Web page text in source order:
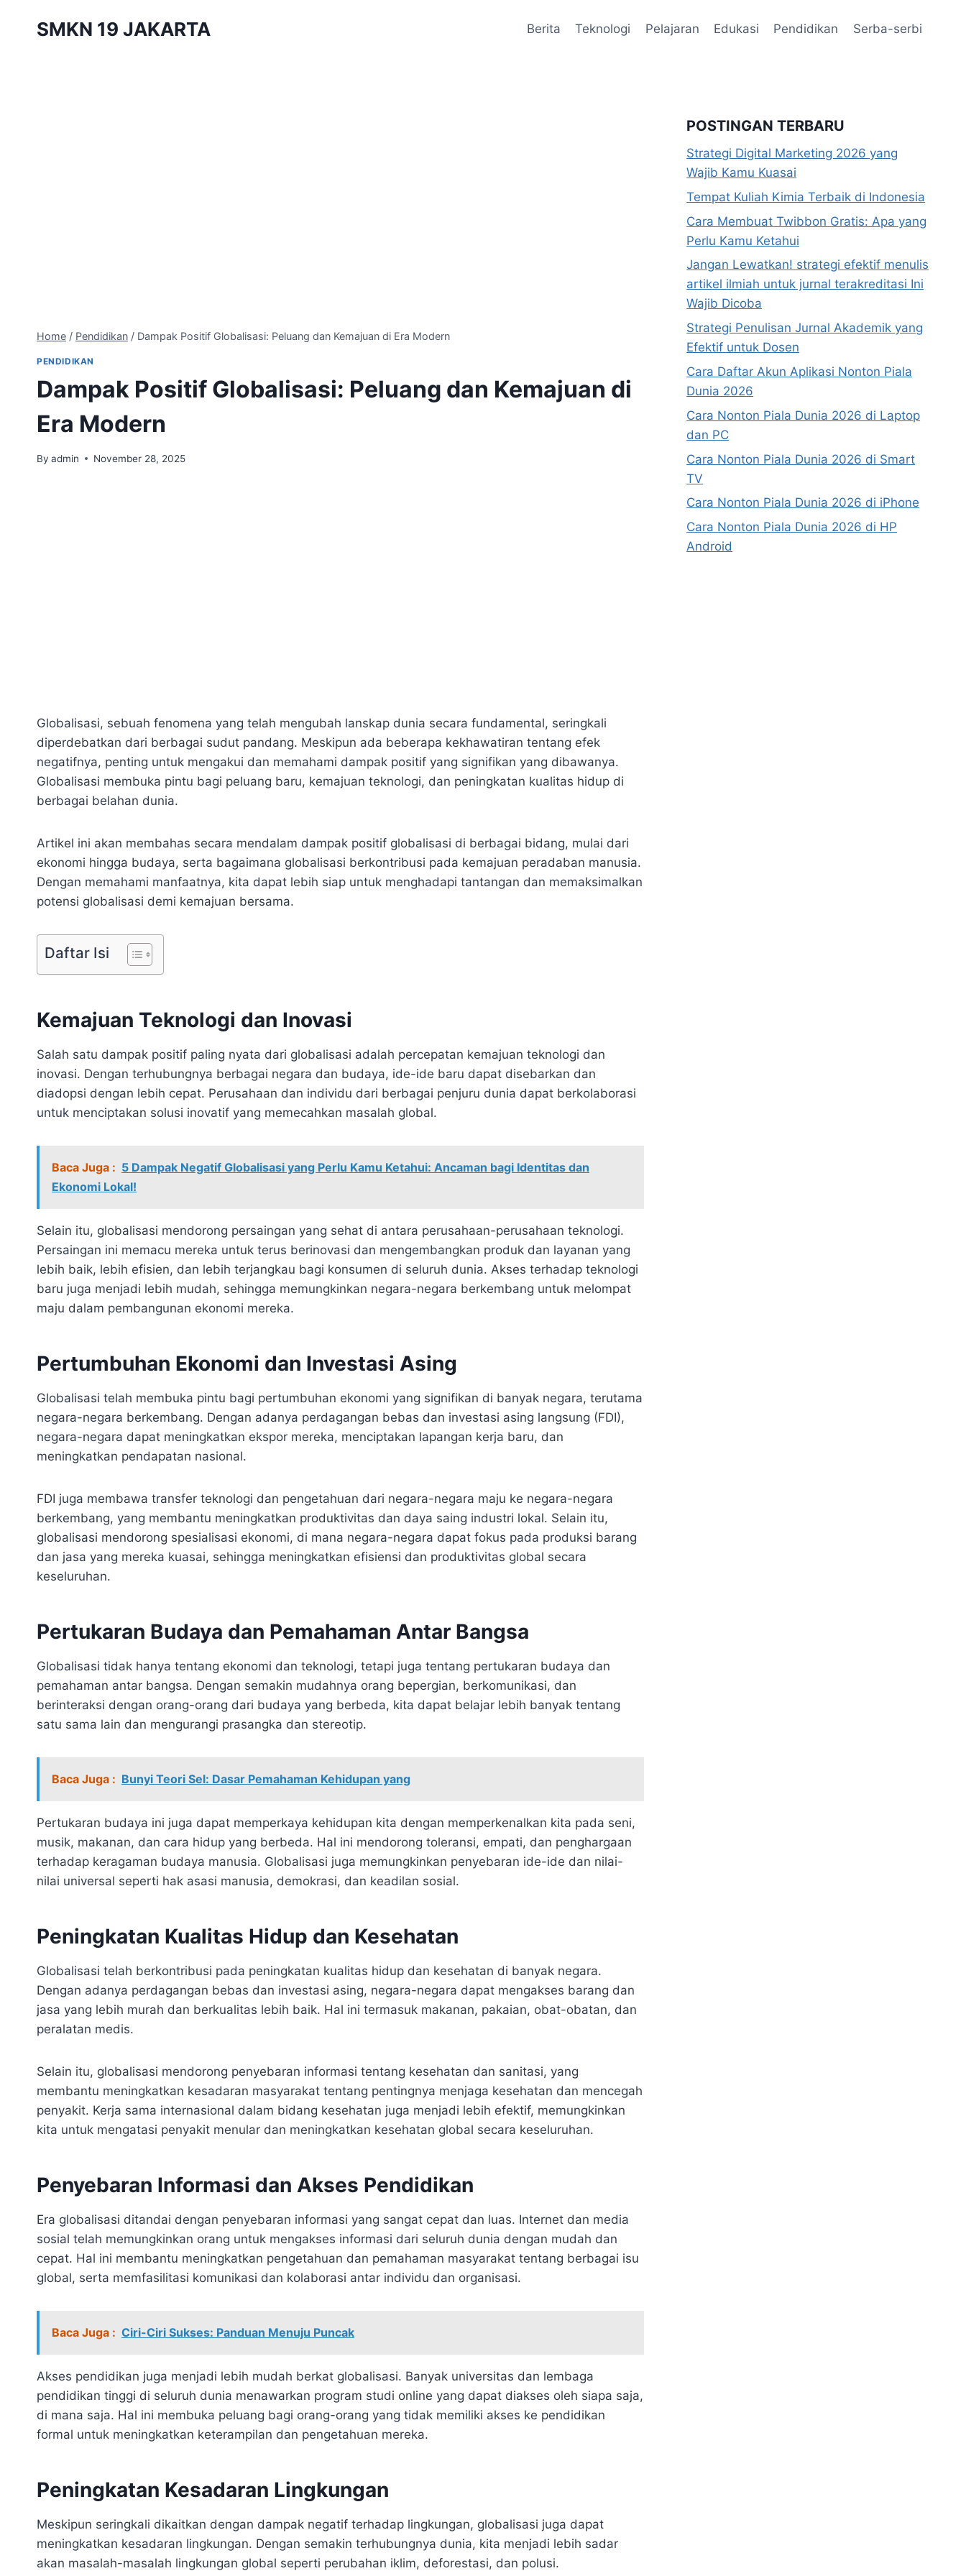
SMKN 19 JAKARTA Berita Teknologi Pelajaran Edukasi Pendidikan Serba-serbi
Home / Pendidikan / Dampak Positif Globalisasi: Peluang dan Kemajuan di Era Modern
PENDIDIKAN
Dampak Positif Globalisasi: Peluang dan Kemajuan di
Era Modern
By admin November 28, 2025
Globalisasi, sebuah fenomena yang telah mengubah lanskap dunia secara fundamental, seringkali
diperdebatkan dari berbagai sudut pandang. Meskipun ada beberapa kekhawatiran tentang efek
negatifnya, penting untuk mengakui dan memahami dampak positif yang signifikan yang dibawanya.
Globalisasi membuka pintu bagi peluang baru, kemajuan teknologi, dan peningkatan kualitas hidup di
berbagai belahan dunia.
Artikel ini akan membahas secara mendalam dampak positif globalisasi di berbagai bidang, mulai dari
ekonomi hingga budaya, serta bagaimana globalisasi berkontribusi pada kemajuan peradaban manusia.
Dengan memahami manfaatnya, kita dapat lebih siap untuk menghadapi tantangan dan memaksimalkan
potensi globalisasi demi kemajuan bersama.
Daftar Isi
Kemajuan Teknologi dan Inovasi
Salah satu dampak positif paling nyata dari globalisasi adalah percepatan kemajuan teknologi dan
inovasi. Dengan terhubungnya berbagai negara dan budaya, ide-ide baru dapat disebarkan dan
diadopsi dengan lebih cepat. Perusahaan dan individu dari berbagai penjuru dunia dapat berkolaborasi
untuk menciptakan solusi inovatif yang memecahkan masalah global.
Baca Juga : 5 Dampak Negatif Globalisasi yang Perlu Kamu Ketahui: Ancaman bagi Identitas dan
Ekonomi Lokal!
Selain itu, globalisasi mendorong persaingan yang sehat di antara perusahaan-perusahaan teknologi.
Persaingan ini memacu mereka untuk terus berinovasi dan mengembangkan produk dan layanan yang
lebih baik, lebih efisien, dan lebih terjangkau bagi konsumen di seluruh dunia. Akses terhadap teknologi
baru juga menjadi lebih mudah, sehingga memungkinkan negara-negara berkembang untuk melompat
maju dalam pembangunan ekonomi mereka.
Pertumbuhan Ekonomi dan Investasi Asing
Globalisasi telah membuka pintu bagi pertumbuhan ekonomi yang signifikan di banyak negara, terutama
negara-negara berkembang. Dengan adanya perdagangan bebas dan investasi asing langsung (FDI),
negara-negara dapat meningkatkan ekspor mereka, menciptakan lapangan kerja baru, dan
meningkatkan pendapatan nasional.
FDI juga membawa transfer teknologi dan pengetahuan dari negara-negara maju ke negara-negara
berkembang, yang membantu meningkatkan produktivitas dan daya saing industri lokal. Selain itu,
globalisasi mendorong spesialisasi ekonomi, di mana negara-negara dapat fokus pada produksi barang
dan jasa yang mereka kuasai, sehingga meningkatkan efisiensi dan produktivitas global secara
keseluruhan.
Pertukaran Budaya dan Pemahaman Antar Bangsa
Globalisasi tidak hanya tentang ekonomi dan teknologi, tetapi juga tentang pertukaran budaya dan
pemahaman antar bangsa. Dengan semakin mudahnya orang bepergian, berkomunikasi, dan
berinteraksi dengan orang-orang dari budaya yang berbeda, kita dapat belajar lebih banyak tentang
satu sama lain dan mengurangi prasangka dan stereotip.
Baca Juga : Bunyi Teori Sel: Dasar Pemahaman Kehidupan yang
Pertukaran budaya ini juga dapat memperkaya kehidupan kita dengan memperkenalkan kita pada seni,
musik, makanan, dan cara hidup yang berbeda. Hal ini mendorong toleransi, empati, dan penghargaan
terhadap keragaman budaya manusia. Globalisasi juga memungkinkan penyebaran ide-ide dan nilai-
nilai universal seperti hak asasi manusia, demokrasi, dan keadilan sosial.
Peningkatan Kualitas Hidup dan Kesehatan
Globalisasi telah berkontribusi pada peningkatan kualitas hidup dan kesehatan di banyak negara.
Dengan adanya perdagangan bebas dan investasi asing, negara-negara dapat mengakses barang dan
jasa yang lebih murah dan berkualitas lebih baik. Hal ini termasuk makanan, pakaian, obat-obatan, dan
peralatan medis.
Selain itu, globalisasi mendorong penyebaran informasi tentang kesehatan dan sanitasi, yang
membantu meningkatkan kesadaran masyarakat tentang pentingnya menjaga kesehatan dan mencegah
penyakit. Kerja sama internasional dalam bidang kesehatan juga menjadi lebih efektif, memungkinkan
kita untuk mengatasi penyakit menular dan meningkatkan kesehatan global secara keseluruhan.
Penyebaran Informasi dan Akses Pendidikan
Era globalisasi ditandai dengan penyebaran informasi yang sangat cepat dan luas. Internet dan media
sosial telah memungkinkan orang untuk mengakses informasi dari seluruh dunia dengan mudah dan
cepat. Hal ini membantu meningkatkan pengetahuan dan pemahaman masyarakat tentang berbagai isu
global, serta memfasilitasi komunikasi dan kolaborasi antar individu dan organisasi.
Baca Juga : Ciri-Ciri Sukses: Panduan Menuju Puncak
Akses pendidikan juga menjadi lebih mudah berkat globalisasi. Banyak universitas dan lembaga
pendidikan tinggi di seluruh dunia menawarkan program studi online yang dapat diakses oleh siapa saja,
di mana saja. Hal ini membuka peluang bagi orang-orang yang tidak memiliki akses ke pendidikan
formal untuk meningkatkan keterampilan dan pengetahuan mereka.
Peningkatan Kesadaran Lingkungan
Meskipun seringkali dikaitkan dengan dampak negatif terhadap lingkungan, globalisasi juga dapat
meningkatkan kesadaran lingkungan. Dengan semakin terhubungnya dunia, kita menjadi lebih sadar
akan masalah-masalah lingkungan global seperti perubahan iklim, deforestasi, dan polusi.
POSTINGAN TERBARU
Strategi Digital Marketing 2026 yang
Wajib Kamu Kuasai
Tempat Kuliah Kimia Terbaik di Indonesia
Cara Membuat Twibbon Gratis: Apa yang
Perlu Kamu Ketahui
Jangan Lewatkan! strategi efektif menulis
artikel ilmiah untuk jurnal terakreditasi Ini
Wajib Dicoba
Strategi Penulisan Jurnal Akademik yang
Efektif untuk Dosen
Cara Daftar Akun Aplikasi Nonton Piala
Dunia 2026
Cara Nonton Piala Dunia 2026 di Laptop
dan PC
Cara Nonton Piala Dunia 2026 di Smart
TV
Cara Nonton Piala Dunia 2026 di iPhone
Cara Nonton Piala Dunia 2026 di HP
Android